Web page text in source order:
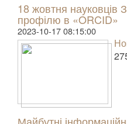
18 жовтня науковців
профілю в «ORCID»
2023-10-17 08:15:00